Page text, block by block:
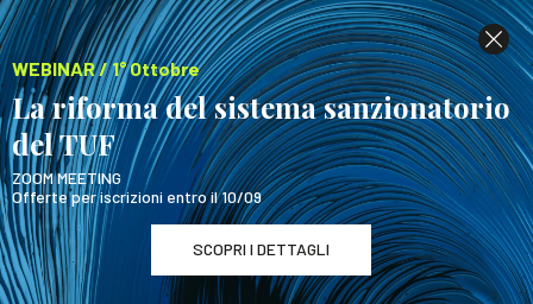
WEBINAR / 1° Ottobre
La riforma del sistema sanzionatorio
del TUF
ZOOM MEETING
Offerte per iscrizioni entro il 10/09
SCOPRI I DETTAGLI